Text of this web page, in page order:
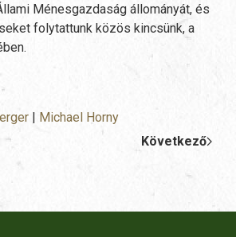
Ménesgazdaság állományát, és
folytattunk közös kincsünk, a
| Michael Horny
Következő